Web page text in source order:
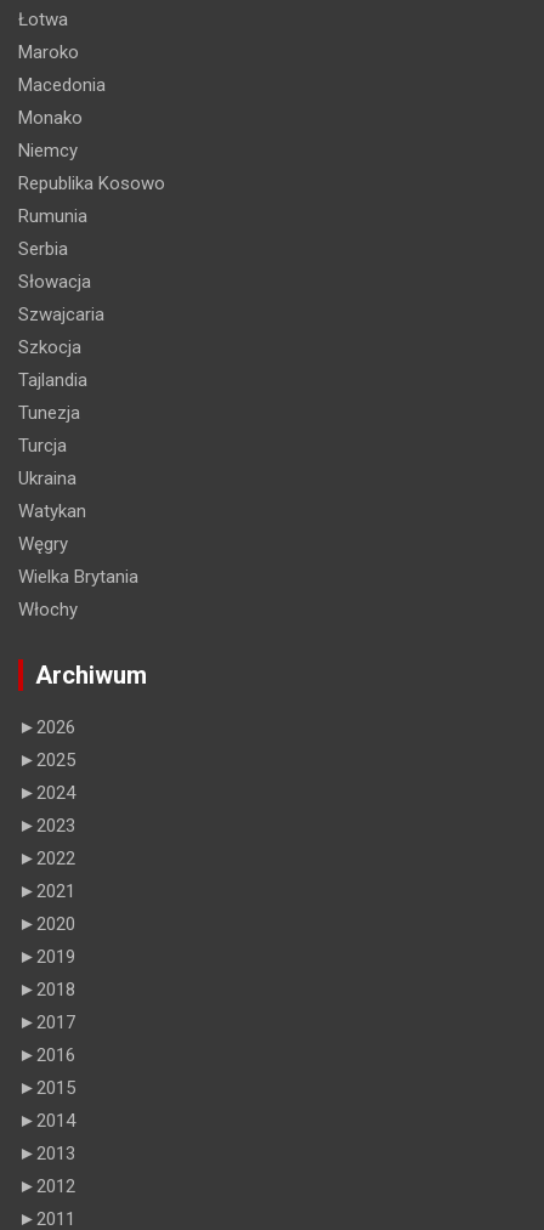
Łotwa
Maroko
Macedonia
Monako
Niemcy
Republika Kosowo
Rumunia
Serbia
Słowacja
Szwajcaria
Szkocja
Tajlandia
Tunezja
Turcja
Ukraina
Watykan
Węgry
Wielka Brytania
Włochy
Archiwum
►2026
►2025
►2024
►2023
►2022
►2021
►2020
►2019
►2018
►2017
►2016
►2015
►2014
►2013
►2012
►2011